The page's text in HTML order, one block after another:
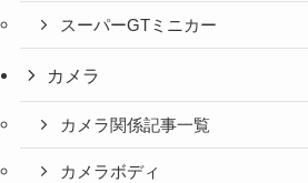
スーパーGTミニカー
カメラ
カメラ関係記事一覧
カメラボディ